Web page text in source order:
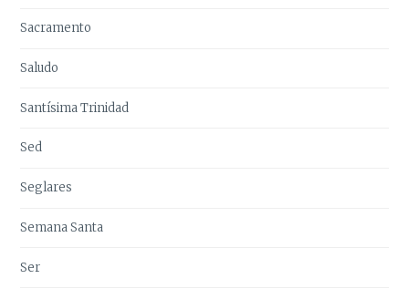
Sacramento
Saludo
Santísima Trinidad
Sed
Seglares
Semana Santa
Ser